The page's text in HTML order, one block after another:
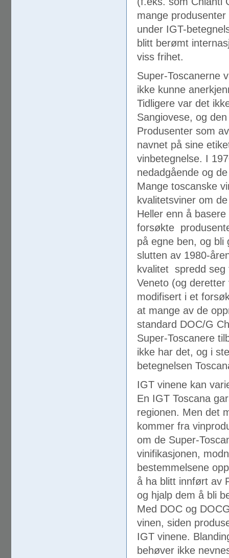
mange
under IGT-
blitt berømt
viss frihet.
Super-Toscanerne
ikke kunne
Tidligere var det
Sangiovese, og
Produsenter som
navnet på sine
vinbetegnelse. I
nedadgående og
Mange toscanske
kvalitetsviner om
Heller enn å
forsøkte
på egne ben, og bli
slutten av 1980-
kvalitet spredd seg
Veneto (og deretter
modifisert i et
at mange av de
standard DOC/G
Super-Toscanere
ikke har det, og i
betegnelsen
IGT vinene kan
En IGT Toscana
regionen. Men det
kommer fra
om de Super-
vinifikasjonen,
bestemmelsene
å ha blitt innført av
og hjalp dem å bli
Med DOC og
vinen, siden
IGT vinene.
behøver ikke